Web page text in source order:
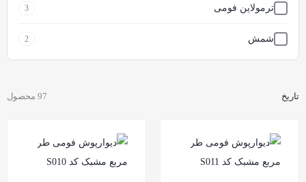
ترمولاین فومی 3
شمش 2
11
وارداتی
97 محصول تاریخ